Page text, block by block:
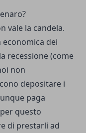
vale la candela.
dei
recessione (come
non
depositare i
paga
questo
di prestarli ad